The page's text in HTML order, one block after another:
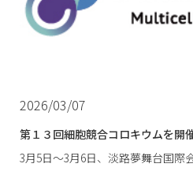
2026/03/07
第１３回細胞競合コロキウムを開
3月5日～3月6日、淡路夢舞台国際